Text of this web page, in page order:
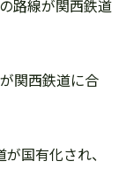
路線が関西鉄道
関西鉄道に合
国有化され、